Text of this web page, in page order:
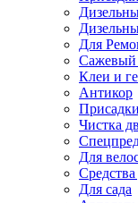
Для
Сажевый
Клеи и
Антикор
Чистка
Для
Для сада